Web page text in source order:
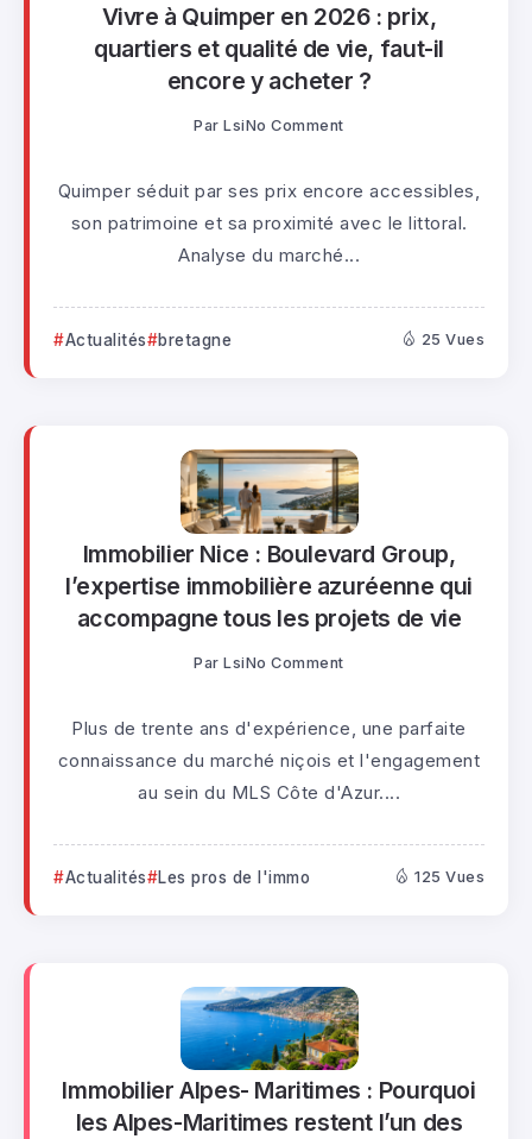
Vivre à Quimper en 2026 : prix,
quartiers et qualité de vie, faut-il
encore y acheter ?
Par LsiNo Comment
Quimper séduit par ses prix encore accessibles,
son patrimoine et sa proximité avec le littoral.
Analyse du marché...
Actualités bretagne 25 Vues
Immobilier Nice : Boulevard Group,
l’expertise immobilière azuréenne qui
accompagne tous les projets de vie
Par LsiNo Comment
Plus de trente ans d'expérience, une parfaite
connaissance du marché niçois et l'engagement
au sein du MLS Côte d'Azur....
Actualités Les pros de l'immo 125 Vues
Immobilier Alpes- Maritimes : Pourquoi
les Alpes-Maritimes restent l’un des